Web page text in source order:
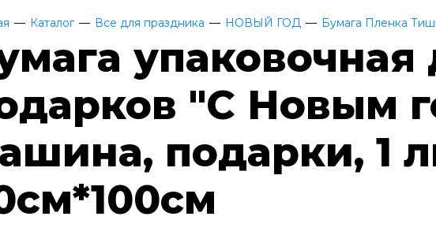
Каталог Все для праздника НОВЫЙ ГОД Бумага Пленка
упаковочная
"С Новым
подарки, 1